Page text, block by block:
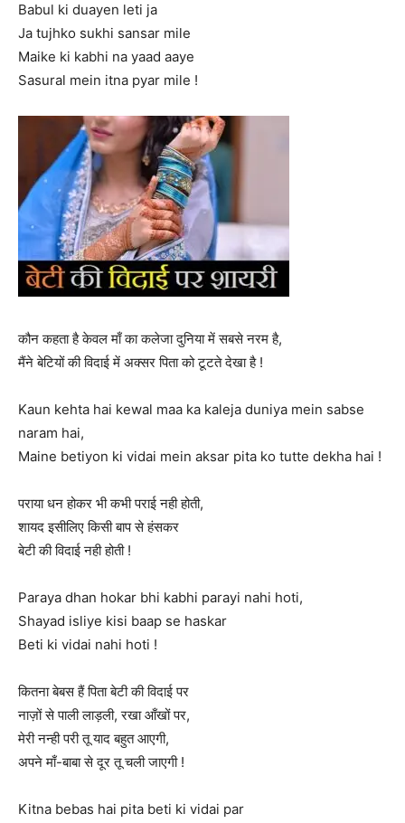
Babul ki duayen leti ja
Ja tujhko sukhi sansar mile
Maike ki kabhi na yaad aaye
Sasural mein itna pyar mile !
कौन कहता है केवल माँ का कलेजा दुनिया में सबसे नरम है,
मैंने बेटियों की विदाई में अक्सर पिता को टूटते देखा है !
Kaun kehta hai kewal maa ka kaleja duniya mein sabse
naram hai,
Maine betiyon ki vidai mein aksar pita ko tutte dekha hai !
पराया धन होकर भी कभी पराई नही होती,
शायद इसीलिए किसी बाप से हंसकर
बेटी की विदाई नही होती !
Paraya dhan hokar bhi kabhi parayi nahi hoti,
Shayad isliye kisi baap se haskar
Beti ki vidai nahi hoti !
कितना बेबस हैं पिता बेटी की विदाई पर
नाज़ों से पाली लाड़ली, रखा आँखों पर,
मेरी नन्ही परी तू याद बहुत आएगी,
अपने माँ-बाबा से दूर तू चली जाएगी !
Kitna bebas hai pita beti ki vidai par